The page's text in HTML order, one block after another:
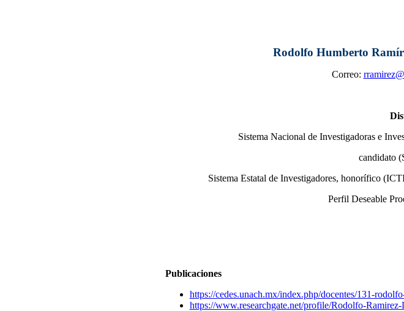
Rodolfo Humberto
Correo:
Sistema Nacional de Investigadoras e
candidato
Sistema Estatal de Investigadores, honorífico
Perfil Deseable
Publicaciones
https://cedes.unach.mx/index.php/docentes/131-
https://www.researchgate.net/profile/Rodolfo-Ramirez-